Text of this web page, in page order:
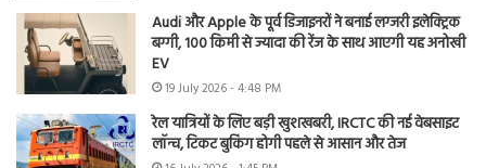
Audi और Apple के पूर्व डिजाइनरों ने बनाई लग्जरी इलेक्ट्रिक
बग्गी, 100 किमी से ज्यादा की रेंज के साथ आएगी यह अनोखी
EV
19 July 2026 - 4:48 PM
रेल यात्रियों के लिए बड़ी खुशखबरी, IRCTC की नई वेबसाइट
लॉन्च, टिकट बुकिंग होगी पहले से आसान और तेज